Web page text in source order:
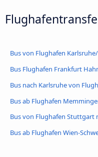
Bus von Flughafen
Bus Flughafen Frankfurt
Bus nach Karlsruhe von
Bus ab Flughafen
Bus von Flughafen Stuttgart
Bus ab Flughafen Wien-